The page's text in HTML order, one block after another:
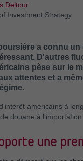
Deltour
Investment Strategy
a connu
D'autres
pèse sur le
attentes et a
américains à
douane à
une